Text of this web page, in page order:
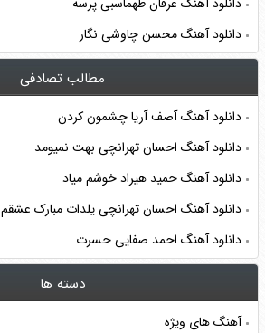
دانلود آهنگ محسن چاوشی نگار
مطالب تصادفی
دانلود آهنگ آصف آریا چشمون کردن
دانلود آهنگ احسان تهرانچی بهت نمیومد
دانلود آهنگ حمید هیراد خوشم میاد
دانلود آهنگ احسان تهرانچی یلدات مبارک عشقم
دانلود آهنگ احمد صفایی حسرت
دسته ها
آهنگ های ویژه